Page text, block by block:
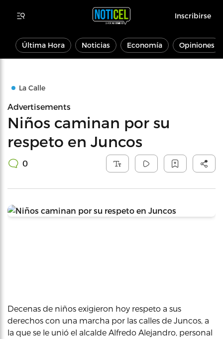
Inscribirse
Última Hora Noticias Economía Opiniones
La Calle
Advertisements
Niños caminan por su
respeto en Juncos
0
Decenas de niños exigieron hoy respeto a sus
derechos con una marcha por las calles de Juncos, a
la que se le unió el alcalde Alfredo Alejandro, personal